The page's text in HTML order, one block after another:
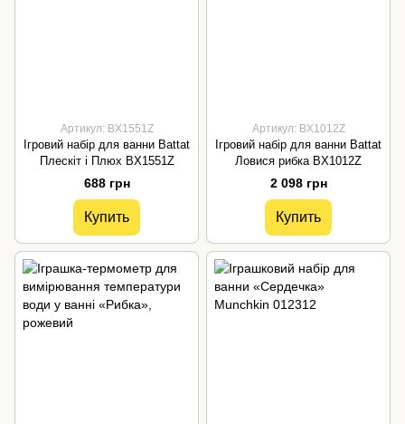
Артикул: BX1551Z
Ігровий набір для ванни Battat
Плескіт і Плюх BX1551Z
688 грн
Купить
Артикул: BX1012Z
Ігровий набір для ванни Battat
Ловися рибка BX1012Z
2 098 грн
Купить